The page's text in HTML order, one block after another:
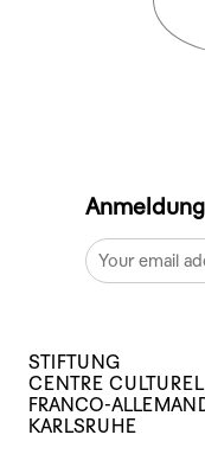
STIFTUNG
CENTRE CULTUREL
FRANCO-
KARLSRUHE